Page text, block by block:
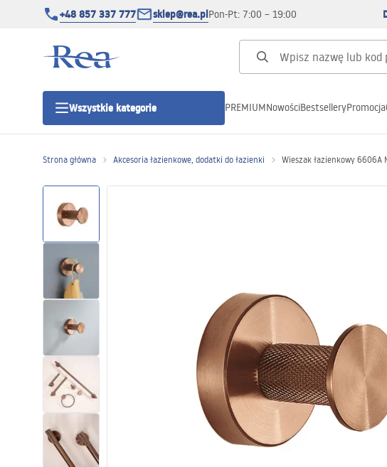
+48 857 337 777 sklep@rea.plPon-Pt: 7:00 – 19:00
Wszystkie kategorie
Kategorie produktowe
Kabiny prysznicowe
Brodziki prysznicowe
Toalety, ubikacje
Umywalki
Wanny i parawany
PREMIUMNowościBestselleryPromocja
Strona główna Akcesoria łazienkowe, dodatki do łazienki Wieszak łazienkowy 6606A